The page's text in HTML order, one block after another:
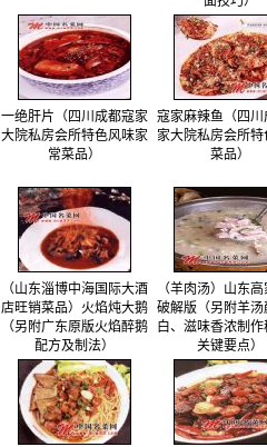
一绝肝片（四川成都寇家
大院私房会所特色风味家
常菜品）
寇家麻辣鱼（四川
家大院私房会所特
菜品）
（山东淄博中海国际大酒
店旺销菜品）火焰炖大鹅
（另附广东原版火焰醉鹅
配方及制法）
（羊肉汤）山东
破解版（另附羊汤
白、滋味香浓制
关键要点）